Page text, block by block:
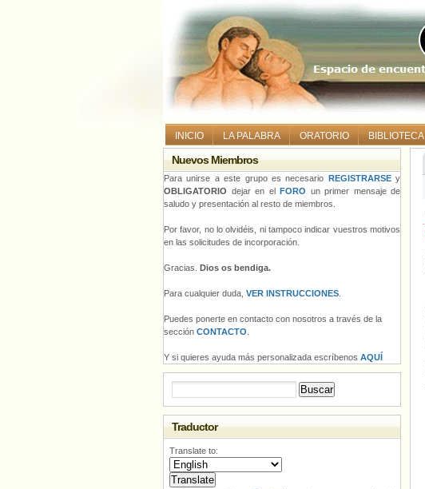
INICIO LA PALABRA ORATORIO BIBLIOTECA
Nuevos Miembros
Para unirse a este grupo es necesario REGISTRARSEy
OBLIGATORIO dejar en el FORO un primer mensaje de
saludo y presentación al resto de miembros.
Por favor, no lo olvidéis, ni tampoco indicar vuestros motivos
en las solicitudes de incorporación.
Gracias. Dios os bendiga.
Para cualquier duda, VER INSTRUCCIONES
Puedes ponerte en contacto con nosotros a través de la
sección CONTACTO
Y si quieres ayuda más personalizada escríbenos AQUÍ
Traductor
Translate to: